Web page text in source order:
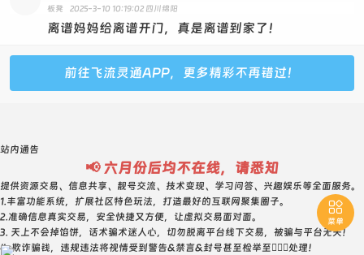
2510873--5级--普号--800元
2521514--5级--普号--800元 双回旋 521寓意 1245组合
2543634--5级--普号--800元 内3顺 回旋
2562412--3级--普号--750元
2621907--0级--普号--800元
2634962--5级--普号--750元
2662783--5级--普号--800元
2686093--5级--普号--800元
板凳 2025-3-10 10:19:02 四川绵阳
离谱妈妈给离谱开门，真是离谱到家了！
前往飞流灵通APP，更多精彩不再错过！

菜单
站内通告
📢 六月份后均不在线，请悉知
提供资源交易、信息共享、靓号交流、技术变现、学习问答、兴趣娱乐等全面服务。
1.丰富功能系统，扩展社区特色玩法，打造最好的互联网聚集圈子。
2.准确信息真实交易，安全快捷又方便，让虚拟交易面对面。
3. 天上不会掉馅饼，话术骗术迷人心，切勿脱离平台线下交易，被骗与平台无关！
4. 欺诈骗钱，违规违法将视情受到警告&禁言&封号甚至检举至👮🏻‍♀️处理！